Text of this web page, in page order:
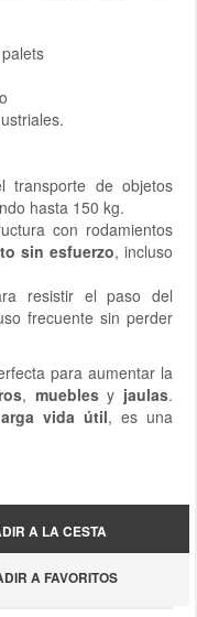
transporte de objetos
hasta 150 kg.
con rodamientos
sin esfuerzo, incluso
resistir el paso del
frecuente sin perder
para aumentar la
, mueblesy jaulas.
vida útil, es una
A LA CESTA
A FAVORITOS